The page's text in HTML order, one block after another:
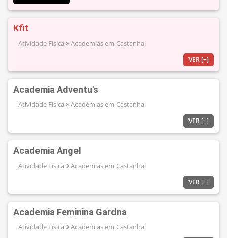
Kfit
Atividade Física Academias em Castanhal
VER [+]
Academia Adventu's
Atividade Física Academias em Castanhal
VER [+]
Academia Angel
Atividade Física Academias em Castanhal
VER [+]
Academia Feminina Gardna
Atividade Física Academias em Castanhal